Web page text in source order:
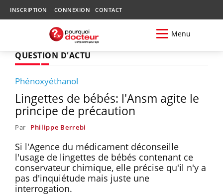
INSCRIPTION CONNEXION CONTACT
Menu
QUESTION D'ACTU
Phénoxyéthanol
Lingettes de bébés: l'Ansm agite le
principe de précaution
Par Philippe Berrebi
Si l'Agence du médicament déconseille
l'usage de lingettes de bébés contenant ce
conservateur chimique, elle précise qu'il n'y a
pas d'inquiétude mais juste une
interrogation.